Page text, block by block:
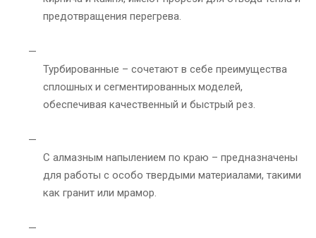
предотвращения перегрева.
Турбированные – сочетают в себе преимущества
сплошных и сегментированных моделей,
обеспечивая качественный и быстрый рез.
С алмазным напылением по краю – предназначены
для работы с особо твердыми материалами, такими
как гранит или мрамор.